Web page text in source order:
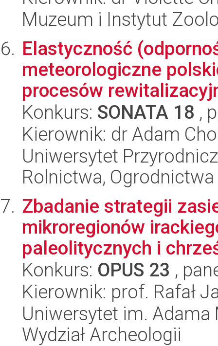
Muzeum i Instytut
Elastyczność
meteorologiczne
procesów
Konkurs: SONATA 18 ,
Kierownik: dr Adam
Uniwersytet
Rolnictwa,
Zbadanie strategii
mikroregionów
paleolitycznych i
Konkurs: OPUS 23 ,
Kierownik: prof. Rafał
Uniwersytet im.
Wydział Archeologii